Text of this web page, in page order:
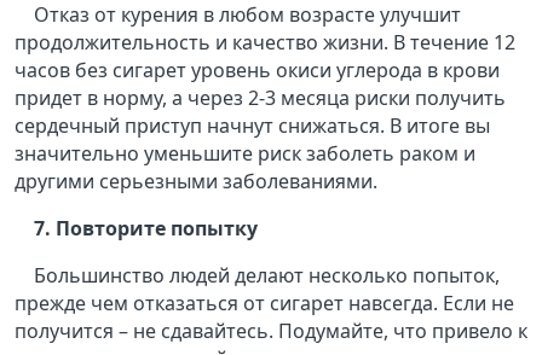
Отказ от курения в любом возрасте улучшит
продолжительность и качество жизни. В течение 12
часов без сигарет уровень окиси углерода в крови
придет в норму, а через 2-3 месяца риски получить
сердечный приступ начнут снижаться. В итоге вы
значительно уменьшите риск заболеть раком и
другими серьезными заболеваниями.
7. Повторите попытку
Большинство людей делают несколько попыток,
прежде чем отказаться от сигарет навсегда. Если не
получится – не сдавайтесь. Подумайте, что привело к